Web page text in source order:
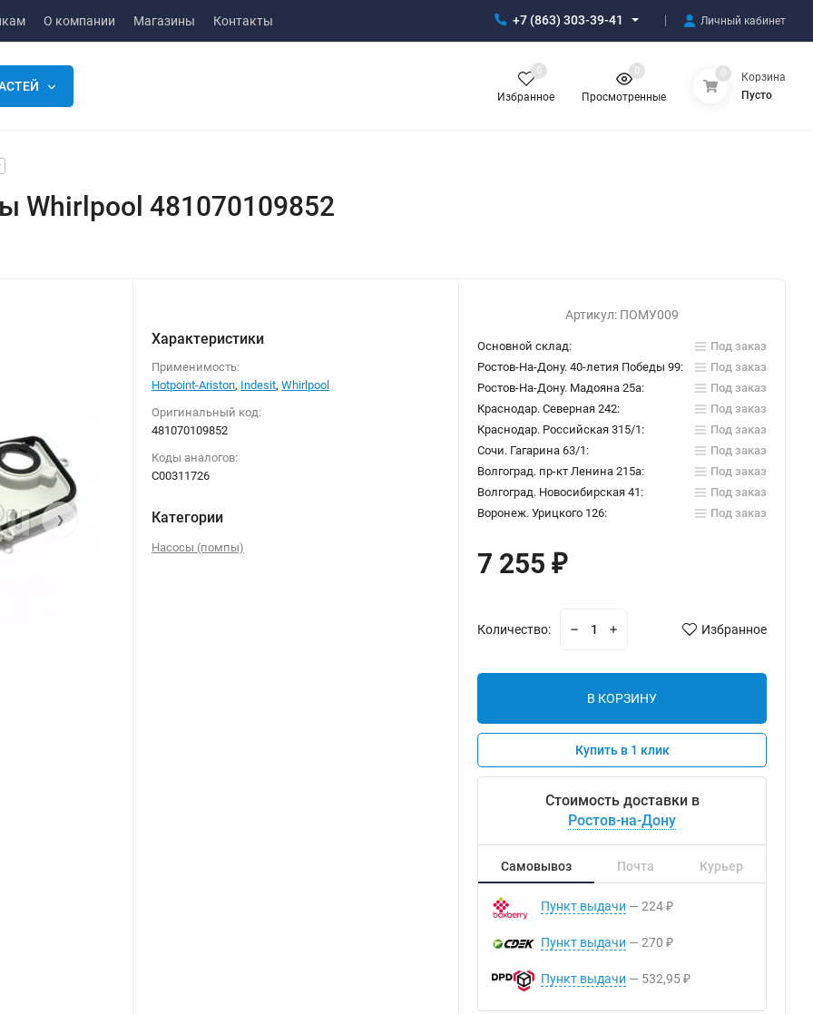
О компании Магазины Контакты +7 (863) 303-39-41 Личный кабинет
Избранное
0
Просмотренные
0 0
Корзина
Пусто
Whirlpool 481070109852
›
Характеристики
Применимость:
Hotpoint-Ariston, Indesit,Whirlpool
Оригинальный код:
481070109852
Коды аналогов:
C00311726
Категории
Насосы (помпы)
Артикул: ПОМУ009
Основной склад:
Под заказ
Ростов-На-Дону. 40-летия Победы 99:
Под заказ
Ростов-На-Дону. Мадояна 25а:
Под заказ
Краснодар. Северная 242:
Под заказ
Краснодар. Российская 315/1:
Под заказ
Сочи. Гагарина 63/1:
Под заказ
Волгоград. пр-кт Ленина 215а:
Под заказ
Волгоград. Новосибирская 41:
Под заказ
Воронеж. Урицкого 126:
Под заказ
7 255₽
Количество: Избранное
В КОРЗИНУ
Купить в 1 клик
Стоимость доставки в
Ростов-на-Дону
Самовывоз Почта Курьер
Пункт выдачи 224 ₽
Пункт выдачи 270 ₽
Пункт выдачи 532,95 ₽